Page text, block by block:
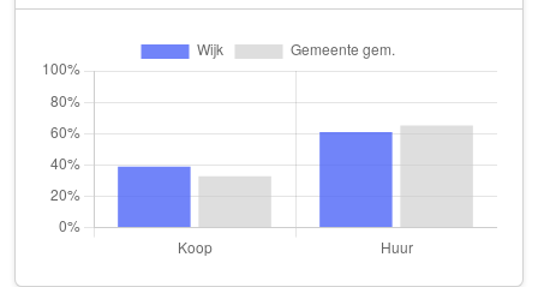
Als B.V.
Waterspiegelplein 10 G
BHS Holding B.V.
CIRCUS Studio B.V.
Haarlemmerweg 319 B
Credits Media B.V.